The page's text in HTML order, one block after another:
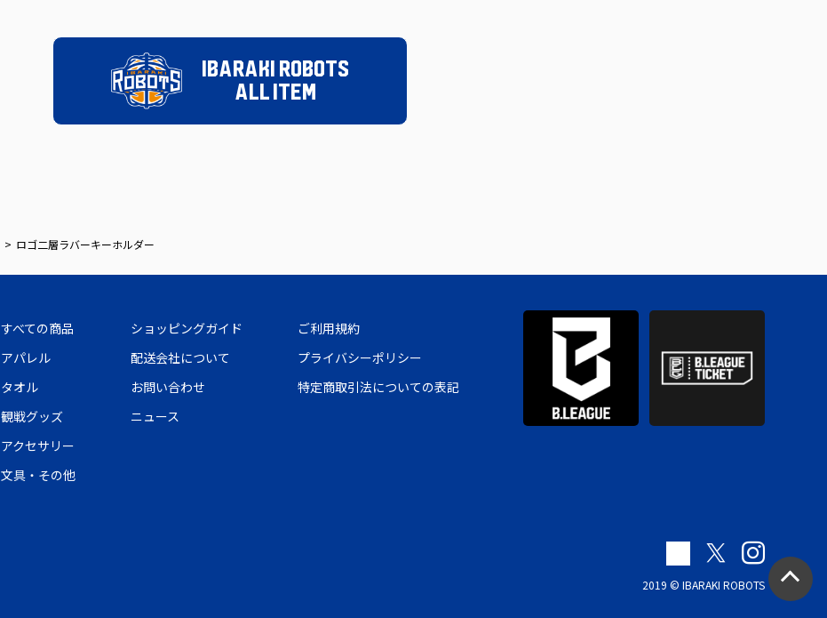
IBARAKI ROBOTS
ALL ITEM
ロゴ二層ラバーキーホルダー
すべての商品
アパレル
タオル
観戦グッズ
アクセサリー
文具・その他
ショッピングガイド
配送会社について
お問い合わせ
ニュース
ご利用規約
プライバシーポリシー
特定商取引法についての表記
2019 © IBARAKI ROBOTS